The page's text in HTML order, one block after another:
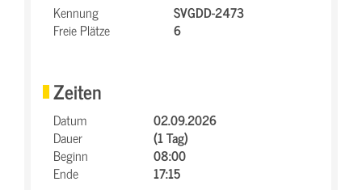
Kennung
SVGDD-2473
Freie Plätze
6
Zeiten
Datum
02.09.2026
Dauer
(1 Tag)
Beginn
08:00
Ende
17:15